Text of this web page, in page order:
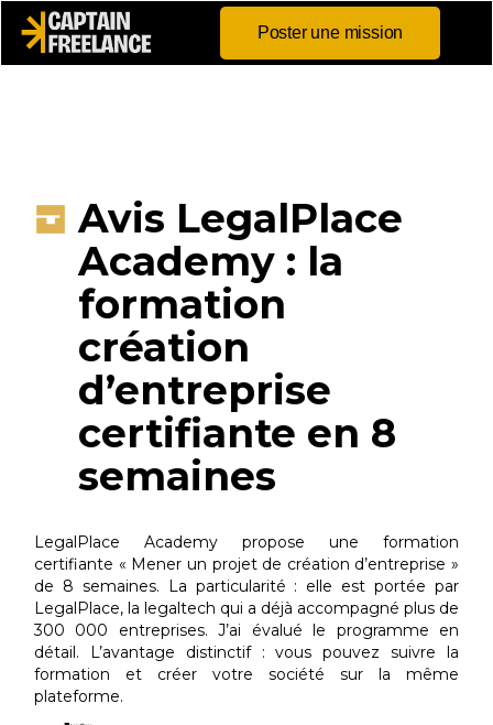
Poster une mission
Avis LegalPlace
Academy : la
formation
création
d’entreprise
certifiante en 8
semaines
LegalPlace Academy propose une formation
certifiante « Mener un projet de création d’entreprise »
de 8 semaines. La particularité : elle est portée par
LegalPlace, la legaltech qui a déjà accompagné plus de
300 000 entreprises. J’ai évalué le programme en
détail. L’avantage distinctif : vous pouvez suivre la
formation et créer votre société sur la même
plateforme.